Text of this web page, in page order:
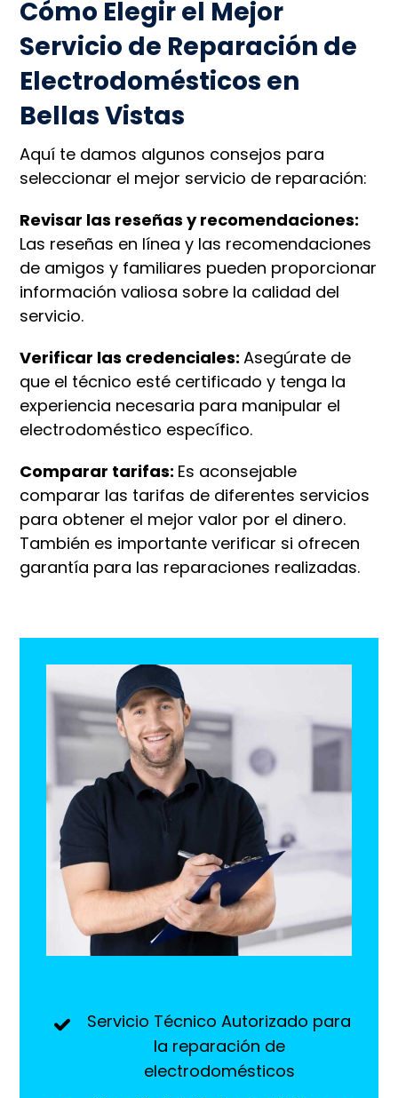
Cómo Elegir el Mejor
Servicio de Reparación de
Electrodomésticos en
Bellas Vistas
Aquí te damos algunos consejos para
seleccionar el mejor servicio de reparación:
Revisar las reseñas y recomendaciones:
Las reseñas en línea y las recomendaciones
de amigos y familiares pueden proporcionar
información valiosa sobre la calidad del
servicio.
Verificar las credenciales:Asegúrate de
que el técnico esté certificado y tenga la
experiencia necesaria para manipular el
electrodoméstico específico.
Comparar tarifas: Es aconsejable
comparar las tarifas de diferentes servicios
para obtener el mejor valor por el dinero.
También es importante verificar si ofrecen
garantía para las reparaciones realizadas.
Servicio Técnico Autorizado para
la reparación de
electrodomésticos